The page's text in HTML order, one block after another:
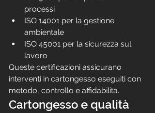
processi
ISO 14001 per la gestione
ambientale
ISO 45001 per la sicurezza sul
lavoro
Queste certificazioni assicurano
interventi in cartongesso eseguiti con
metodo, controllo e affidabilità.
Cartongesso e qualità